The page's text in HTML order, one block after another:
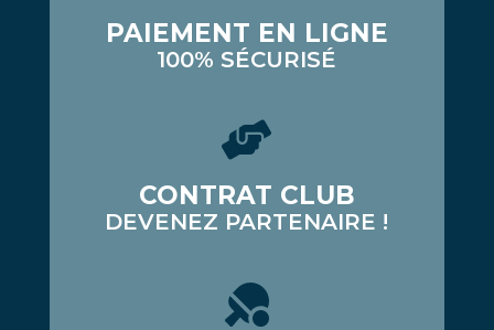
PAIEMENT EN LIGNE
100% SÉCURISÉ
CONTRAT CLUB
DEVENEZ PARTENAIRE !